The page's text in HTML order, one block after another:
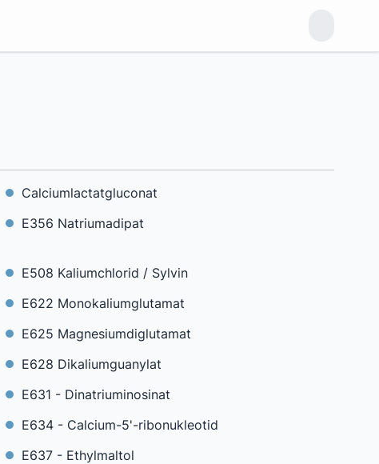
Calciumlactatgluconat
E356 Natriumadipat
E508 Kaliumchlorid / Sylvin
E622 Monokaliumglutamat
E625 Magnesiumdiglutamat
E628 Dikaliumguanylat
E631 - Dinatriuminosinat
E634 - Calcium-5'-ribonukleotid
E637 - Ethylmaltol